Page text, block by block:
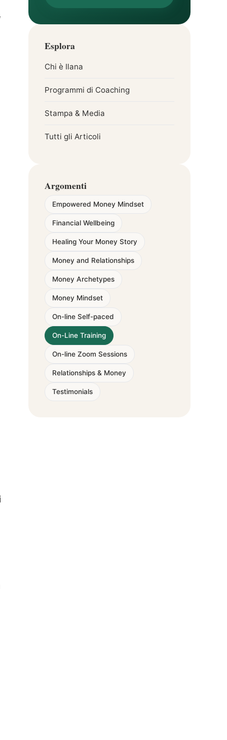
Esplora
Chi è Ilana
Programmi di Coaching
Stampa & Media
Tutti gli Articoli
Argomenti
Empowered Money Mindset
Financial Wellbeing
Healing Your Money Story
Money and Relationships
Money Archetypes
Money Mindset
On-line Self-paced
On-Line Training
On-line Zoom Sessions
Relationships & Money
Testimonials